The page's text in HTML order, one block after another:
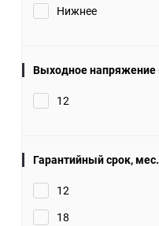
Нижнее
Выходное напряжение
12
Гарантийный срок, мес.
12
18